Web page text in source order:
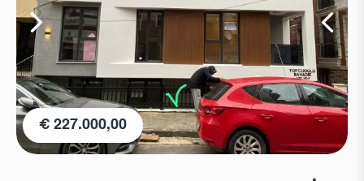
227.000,00 €